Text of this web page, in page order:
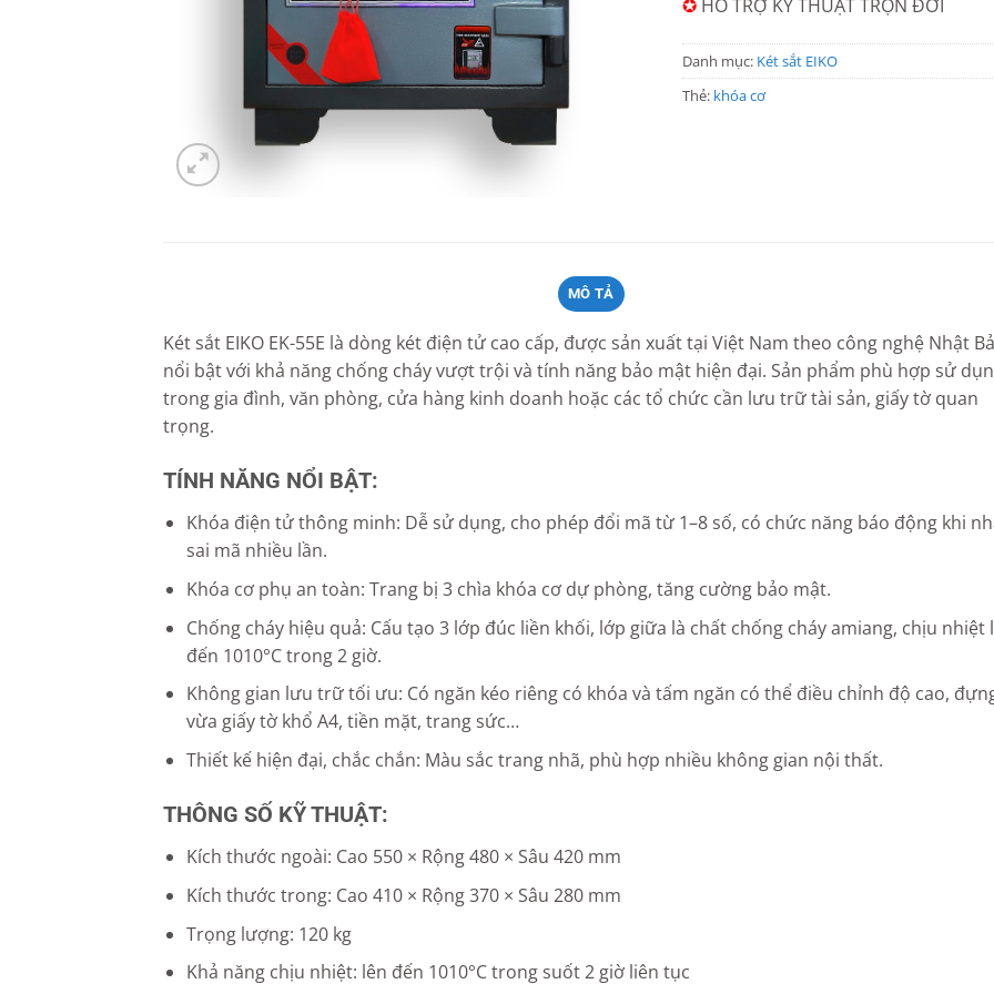
✪HỖ TRỢ KỸ THUẬT TRỌN ĐỜI
Danh mục: Két sắt EIKO
Thẻ: khóa cơ
MÔ TẢ
Két sắt EIKO EK-55E là dòng két điện tử cao cấp, được sản xuất tại Việt Nam theo công nghệ Nhật
nổi bật với khả năng chống cháy vượt trội và tính năng bảo mật hiện đại. Sản phẩm phù hợp sử
trong gia đình, văn phòng, cửa hàng kinh doanh hoặc các tổ chức cần lưu trữ tài sản, giấy tờ quan
trọng.
TÍNH NĂNG NỔI BẬT:
Khóa điện tử thông minh: Dễ sử dụng, cho phép đổi mã từ 1–8 số, có chức năng báo động khi
sai mã nhiều lần.
Khóa cơ phụ an toàn: Trang bị 3 chìa khóa cơ dự phòng, tăng cường bảo mật.
Chống cháy hiệu quả: Cấu tạo 3 lớp đúc liền khối, lớp giữa là chất chống cháy amiang, chịu nhiệt
đến 1010°C trong 2 giờ.
Không gian lưu trữ tối ưu: Có ngăn kéo riêng có khóa và tấm ngăn có thể điều chỉnh độ cao,
vừa giấy tờ khổ A4, tiền mặt, trang sức…
Thiết kế hiện đại, chắc chắn: Màu sắc trang nhã, phù hợp nhiều không gian nội thất.
THÔNG SỐ KỸ THUẬT:
Kích thước ngoài: Cao 550 × Rộng 480 × Sâu 420 mm
Kích thước trong: Cao 410 × Rộng 370 × Sâu 280 mm
Trọng lượng: 120 kg
Khả năng chịu nhiệt: lên đến 1010°C trong suốt 2 giờ liên tục